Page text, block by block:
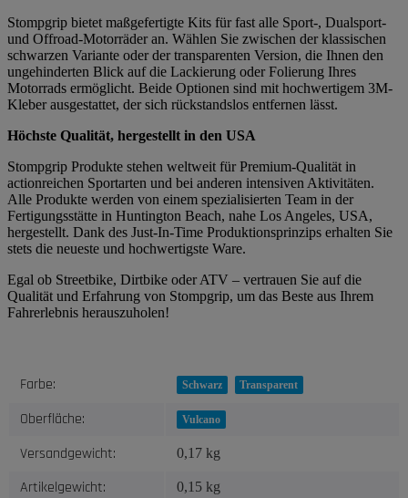
Stompgrip bietet maßgefertigte Kits für fast alle Sport-, Dualsport-
und Offroad-Motorräder an. Wählen Sie zwischen der klassischen
schwarzen Variante oder der transparenten Version, die Ihnen den
ungehinderten Blick auf die Lackierung oder Folierung Ihres
Motorrads ermöglicht. Beide Optionen sind mit hochwertigem 3M-
Kleber ausgestattet, der sich rückstandslos entfernen lässt.
Höchste Qualität, hergestellt in den USA
Stompgrip Produkte stehen weltweit für Premium-Qualität in
actionreichen Sportarten und bei anderen intensiven Aktivitäten.
Alle Produkte werden von einem spezialisierten Team in der
Fertigungsstätte in Huntington Beach, nahe Los Angeles, USA,
hergestellt. Dank des Just-In-Time Produktionsprinzips erhalten Sie
stets die neueste und hochwertigste Ware.
Egal ob Streetbike, Dirtbike oder ATV – vertrauen Sie auf die
Qualität und Erfahrung von Stompgrip, um das Beste aus Ihrem
Fahrerlebnis herauszuholen!
Produkteigenschaft
Wert
Farbe: Schwarz Transparent
Oberfläche: Vulcano
Versandgewicht: 0,17 kg
Artikelgewicht: 0,15 kg